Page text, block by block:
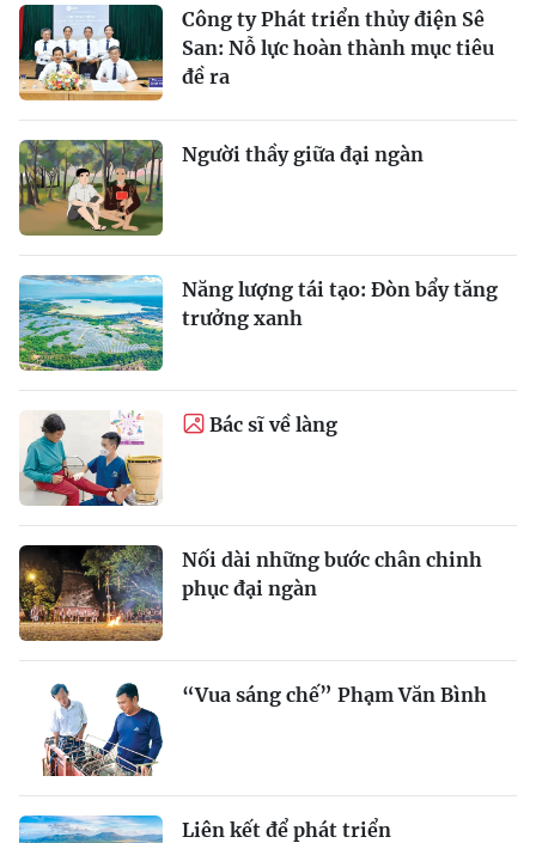
Công ty Phát triển thủy điện Sê
San: Nỗ lực hoàn thành mục tiêu
đề ra
Người thầy giữa đại ngàn
Năng lượng tái tạo: Đòn bẩy tăng
trưởng xanh
Bác sĩ về làng
Nối dài những bước chân chinh
phục đại ngàn
“Vua sáng chế” Phạm Văn Bình
Liên kết để phát triển